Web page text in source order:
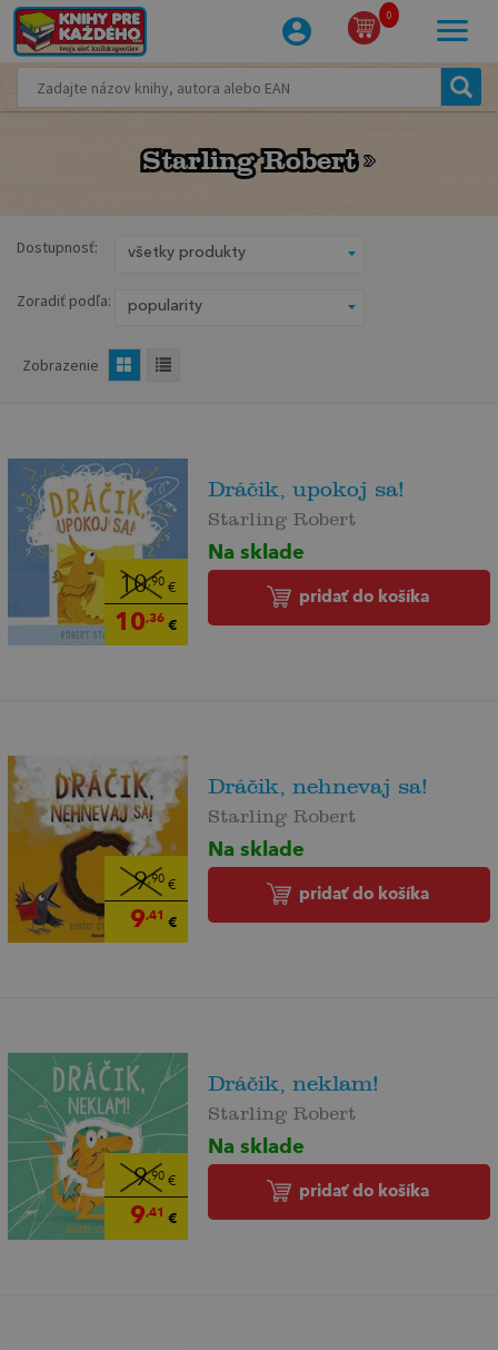
0
Starling Robert
Starling Robert
Dostupnosť:
Zoradiť podľa:
Zobrazenie
10,90€
10,36€
Dráčik, upokoj sa!
Starling Robert
Na sklade
pridať do košíka
9,90€
9,41 €
Dráčik, nehnevaj sa!
Starling Robert
Na sklade
pridať do košíka
9,90€
9,41 €
Dráčik, neklam!
Starling Robert
Na sklade
pridať do košíka